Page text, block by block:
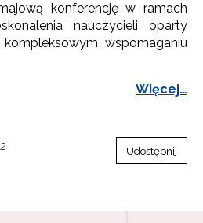
konferencję w ramach
nauczycieli oparty
wspomaganiu
Więcej…
Udostępnij